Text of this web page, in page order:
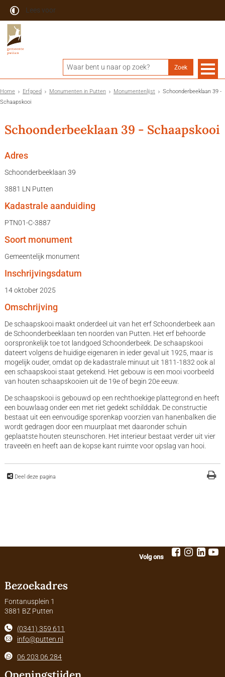
Lees voor
Home Erfgoed Monumenten in Putten Monumentenlijst
Schoonderbeeklaan 39 -
Schaapskooi
Schoonderbeeklaan 39 - Schaapskooi
Adres
Schoonderbeeklaan 39
3881 LN Putten
Kadastrale aanduiding
PTN01-C-3887
Soort monument
Gemeentelijk monument
Inschrijvingsdatum
14 oktober 2025
Omschrijving
De schaapskooi maakt onderdeel uit van het erf Schoonderbeek aan
de Schoonderbeeklaan ten noorden van Putten. Het erf behoorde
oorspronkelijk toe tot landgoed Schoonderbeek. De schaapskooi
dateert volgens de huidige eigenaren in ieder geval uit 1925, maar is
mogelijk ouder, omdat op de kadastrale minuut uit 1811-1832 ook al
een schaapskooi staat getekend. Het gebouw is een mooi voorbeeld
van houten schaapskooien uit de 19e of begin 20e eeuw.
De schaapskooi is gebouwd op een rechthoekige plattegrond en heeft
een bouwlaag onder een met riet gedekt schilddak. De constructie
bestaat uit een eenvoudige sporenkap voorzien van hanenbalken die
wordt gedragen door een muurplaat met daaronder schuin
geplaatste houten steunschoren. Het interieur bestaat verder uit vier
traveeën en heeft aan de kopse kant ruimte voor opslag van hooi.
Deel deze pagina
Volg ons
Bezoekadres
Fontanusplein 1
3881 BZ Putten
(0341) 359 611
info@putten.nl
06 203 06 284